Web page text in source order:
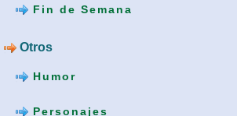
Fin de Semana
Otros
Humor
Personajes